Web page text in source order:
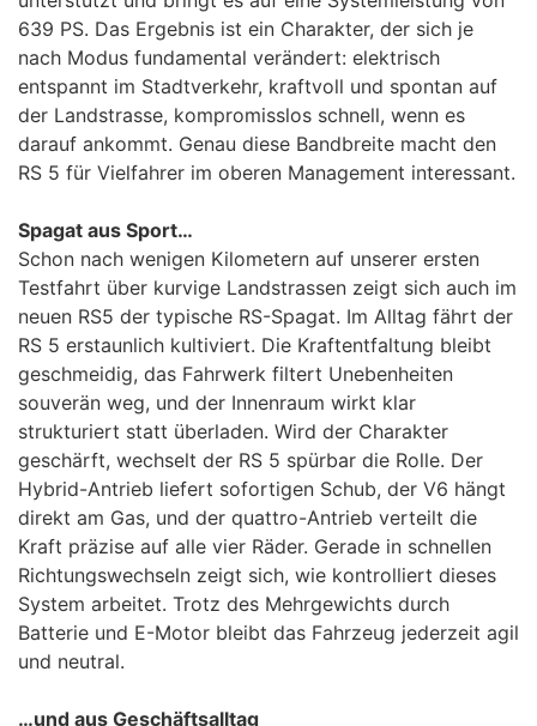
639 PS. Das Ergebnis ist ein Charakter, der sich je
nach Modus fundamental verändert: elektrisch
entspannt im Stadtverkehr, kraftvoll und spontan auf
der Landstrasse, kompromisslos schnell, wenn es
darauf ankommt. Genau diese Bandbreite macht den
RS 5 für Vielfahrer im oberen Management interessant.
Spagat aus Sport…
Schon nach wenigen Kilometern auf unserer ersten
Testfahrt über kurvige Landstrassen zeigt sich auch im
neuen RS5 der typische RS-Spagat. Im Alltag fährt der
RS 5 erstaunlich kultiviert. Die Kraftentfaltung bleibt
geschmeidig, das Fahrwerk filtert Unebenheiten
souverän weg, und der Innenraum wirkt klar
strukturiert statt überladen. Wird der Charakter
geschärft, wechselt der RS 5 spürbar die Rolle. Der
Hybrid-Antrieb liefert sofortigen Schub, der V6 hängt
direkt am Gas, und der quattro-Antrieb verteilt die
Kraft präzise auf alle vier Räder. Gerade in schnellen
Richtungswechseln zeigt sich, wie kontrolliert dieses
System arbeitet. Trotz des Mehrgewichts durch
Batterie und E-Motor bleibt das Fahrzeug jederzeit agil
und neutral.
…und aus Geschäftsalltag